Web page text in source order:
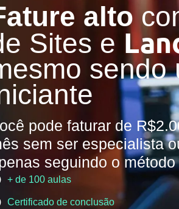
alto
Sites e
sendo
pode faturar de
sem ser especialista
seguindo o
+ de 100 aulas
Certificado de conclusão